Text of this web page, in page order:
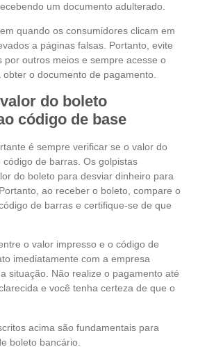
um documento adulterado.
quando os consumidores clicam em
a páginas falsas. Portanto, evite
por outros meios e sempre acesse o
o documento de pagamento.
do boleto
código de base
é sempre verificar se o valor do
de barras. Os golpistas
do boleto para desviar dinheiro para
ao receber o boleto, compare o
de barras e certifique-se de que
o valor impresso e o código de
imediatamente com a empresa
situação. Não realize o pagamento até
e você tenha certeza de que o
acima são fundamentais para
boleto bancário.